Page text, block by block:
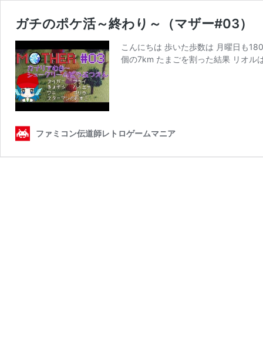
ガチのポケ活～終わり～（マザー#03）
こんにちは 歩いた歩数は 月曜日も
個の7km たまごを割った結果 リオル
ファミコン伝道師レトロゲームマニア